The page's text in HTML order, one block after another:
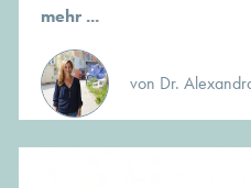
mehr ...
von Dr.